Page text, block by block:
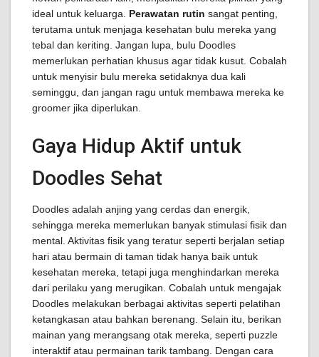
ideal untuk keluarga. Perawatan rutin sangat penting,
terutama untuk menjaga kesehatan bulu mereka yang
tebal dan keriting. Jangan lupa, bulu Doodles
memerlukan perhatian khusus agar tidak kusut. Cobalah
untuk menyisir bulu mereka setidaknya dua kali
seminggu, dan jangan ragu untuk membawa mereka ke
groomer jika diperlukan.
Gaya Hidup Aktif untuk
Doodles Sehat
Doodles adalah anjing yang cerdas dan energik,
sehingga mereka memerlukan banyak stimulasi fisik dan
mental. Aktivitas fisik yang teratur seperti berjalan setiap
hari atau bermain di taman tidak hanya baik untuk
kesehatan mereka, tetapi juga menghindarkan mereka
dari perilaku yang merugikan. Cobalah untuk mengajak
Doodles melakukan berbagai aktivitas seperti pelatihan
ketangkasan atau bahkan berenang. Selain itu, berikan
mainan yang merangsang otak mereka, seperti puzzle
interaktif atau permainan tarik tambang. Dengan cara